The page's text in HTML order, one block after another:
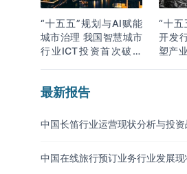
“十五五”规划与AI赋能
城市治理 我国智慧城市
行业ICT投资首次破万
“十五
开发
塑产
最新报告
中国长笛行业运营现状分析与投
中国在线旅行预订业务行业发展